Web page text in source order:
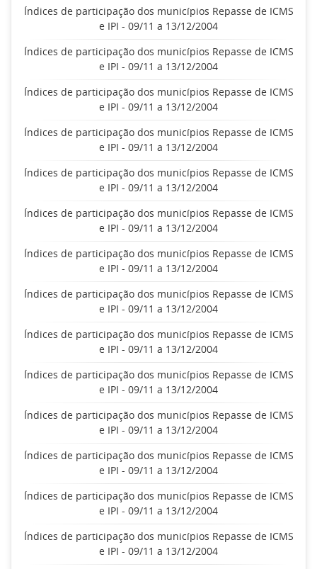
Índices de participação dos municípios Repasse de ICMS
e IPI - 09/11 a 13/12/2004
Índices de participação dos municípios Repasse de ICMS
e IPI - 09/11 a 13/12/2004
Índices de participação dos municípios Repasse de ICMS
e IPI - 09/11 a 13/12/2004
Índices de participação dos municípios Repasse de ICMS
e IPI - 09/11 a 13/12/2004
Índices de participação dos municípios Repasse de ICMS
e IPI - 09/11 a 13/12/2004
Índices de participação dos municípios Repasse de ICMS
e IPI - 09/11 a 13/12/2004
Índices de participação dos municípios Repasse de ICMS
e IPI - 09/11 a 13/12/2004
Índices de participação dos municípios Repasse de ICMS
e IPI - 09/11 a 13/12/2004
Índices de participação dos municípios Repasse de ICMS
e IPI - 09/11 a 13/12/2004
Índices de participação dos municípios Repasse de ICMS
e IPI - 09/11 a 13/12/2004
Índices de participação dos municípios Repasse de ICMS
e IPI - 09/11 a 13/12/2004
Índices de participação dos municípios Repasse de ICMS
e IPI - 09/11 a 13/12/2004
Índices de participação dos municípios Repasse de ICMS
e IPI - 09/11 a 13/12/2004
Índices de participação dos municípios Repasse de ICMS
e IPI - 09/11 a 13/12/2004